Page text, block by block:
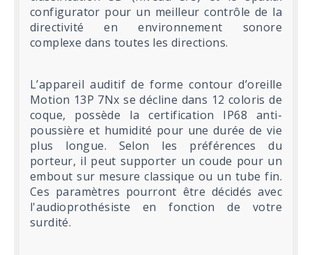
configurator pour un meilleur contrôle de la
directivité en environnement sonore
complexe dans toutes les directions.
L’appareil auditif de forme contour d’oreille
Motion 13P 7Nx se décline dans 12 coloris de
coque, possède la certification IP68 anti-
poussière et humidité pour une durée de vie
plus longue. Selon les préférences du
porteur, il peut supporter un coude pour un
embout sur mesure classique ou un tube fin.
Ces paramètres pourront être décidés avec
l'audioprothésiste en fonction de votre
surdité.